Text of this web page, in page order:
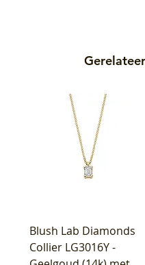
Blush Lab Diamonds
Collier LG3016Y -